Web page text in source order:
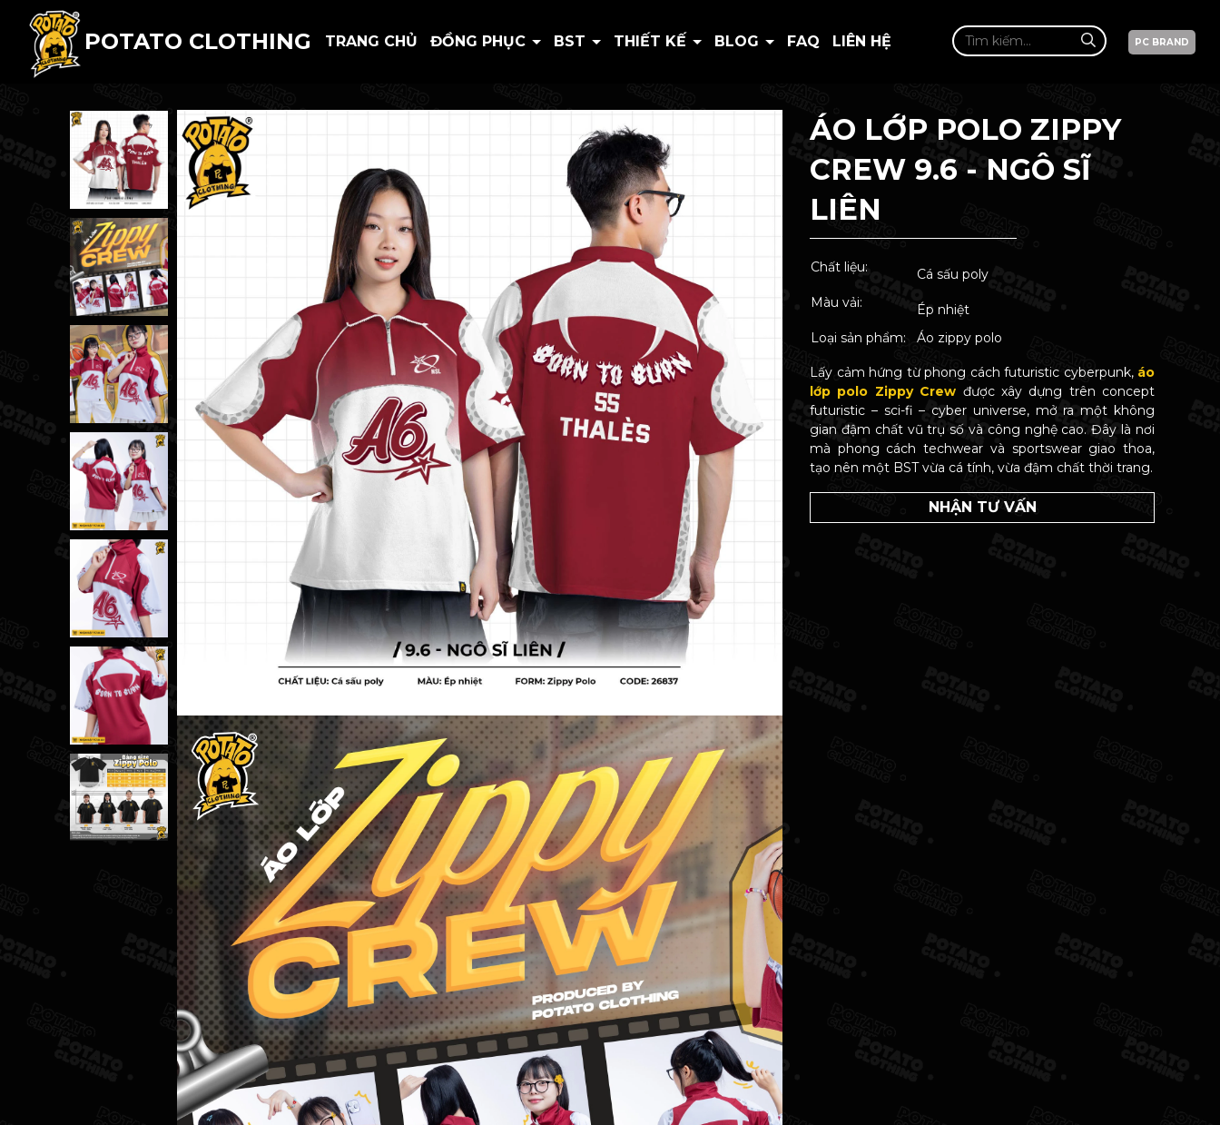
POTATO CLOTHING TRANG CHỦ ĐỒNG PHỤC BST THIẾT KẾ BLOG FAQ LIÊN HỆ PC BRAND
ÁO LỚP POLO ZIPPY
CREW 9.6 - NGÔ SĨ
LIÊN
Chất liệu:
Cá sấu poly
Màu vải:
Ép nhiệt
Loại sản phẩm:
Áo zippy polo
Lấy cảm hứng từ phong cách futuristic cyberpunk, áo
lớp polo Zippy Crew được xây dựng trên concept
futuristic – sci-fi – cyber universe, mở ra một không
gian đậm chất vũ trụ số và công nghệ cao. Đây là nơi
mà phong cách techwear và sportswear giao thoa,
tạo nên một BST vừa cá tính, vừa đậm chất thời trang.
NHẬN TƯ VẤN